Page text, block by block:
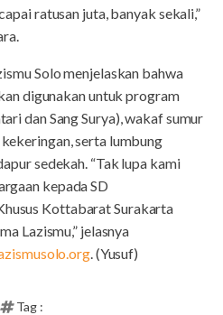
ratusan juta, banyak sekali,”
Solo menjelaskan bahwa
digunakan untuk program
dan Sang Surya), wakaf sumur
serta lumbung
sedekah. “Tak lupa kami
kepada SD
Kottabarat Surakarta
Lazismu,” jelasnya
. (Yusuf)
Tag :